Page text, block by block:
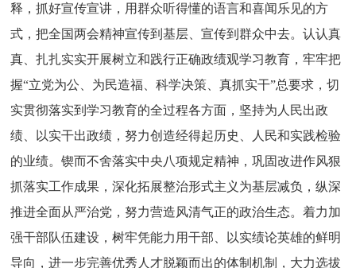
释，抓好宣传宣讲，用群众听得懂的语言和喜闻乐见的方
式，把全国两会精神宣传到基层、宣传到群众中去。认认真
真、扎扎实实开展树立和践行正确政绩观学习教育，牢牢把
握“立党为公、为民造福、科学决策、真抓实干”总要求，切
实贯彻落实到学习教育的全过程各方面，坚持为人民出政
绩、以实干出政绩，努力创造经得起历史、人民和实践检验
的业绩。锲而不舍落实中央八项规定精神，巩固改进作风狠
抓落实工作成果，深化拓展整治形式主义为基层减负，纵深
推进全面从严治党，努力营造风清气正的政治生态。着力加
强干部队伍建设，树牢凭能力用干部、以实绩论英雄的鲜明
导向，进一步完善优秀人才脱颖而出的体制机制，大力选拔